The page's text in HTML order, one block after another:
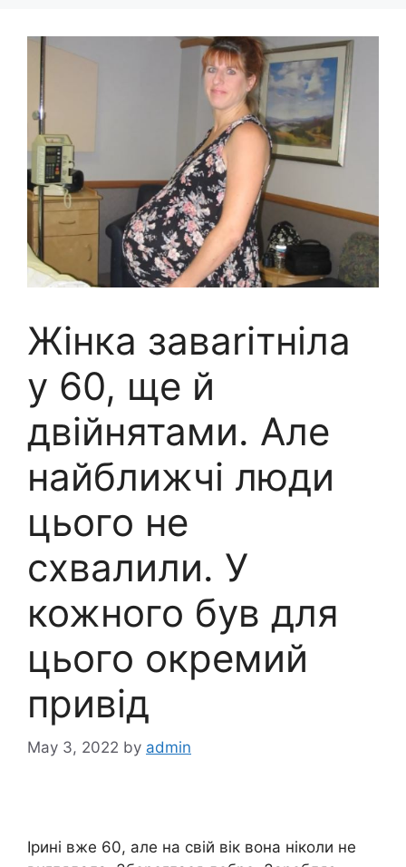
Жінка заваrітніла
у 60, ще й
двійнятами. Але
найближчі люди
цього не
схвалили. У
кожного був для
цього окремий
привід
May 3, 2022 by admin
Ірині вже 60, але на свій вік вона ніколи не